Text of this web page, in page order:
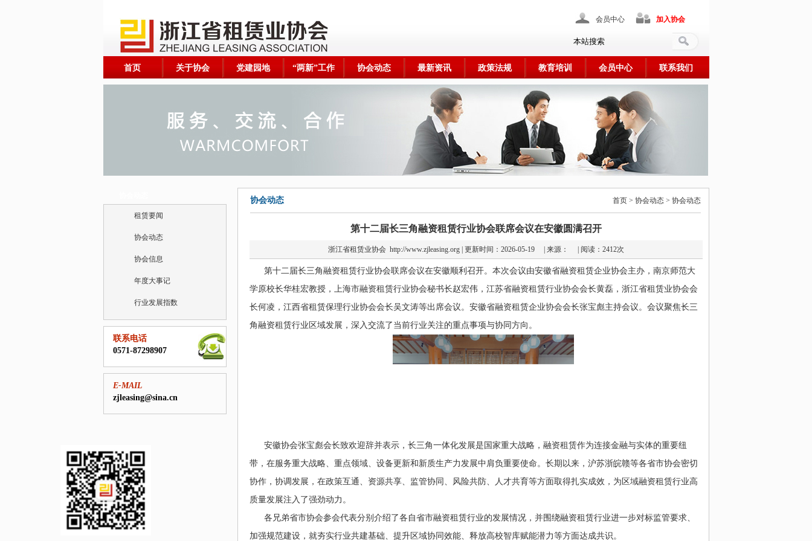
会员中心 加入协会
首页 关于协会 党建园地 “两新”工作 协会动态 最新资讯 政策法规 教育培训 会员中心 联系我们
租赁要闻
协会动态
协会信息
年度大事记
行业发展指数
联系电话
0571-87298907
E-MAIL
zjleasing@sina.cn
协会动态 首页 > 协会动态 > 协会动态
第十二届长三角融资租赁行业协会联席会议在安徽圆满召开
浙江省租赁业协会http://www.zjleasing.org | 更新时间：2026-05-19 | 来源： | 阅读：2412次
第十二届长三角融资租赁行业协会联席会议在安徽顺利召开。本次会议由安徽省融资租赁企业协会主办，南京师范大
学原校长华桂宏教授，上海市融资租赁行业协会秘书长赵宏伟，江苏省融资租赁行业协会会长黄磊，浙江省租赁业协会会
长何凌，江西省租赁保理行业协会会长吴文涛等出席会议。安徽省融资租赁企业协会会长张宝彪主持会议。 会议聚焦长三
角融资租赁行业区域发展， 深入交流了当前行业关注的重点事项与协同方向。
安徽协会张宝彪会长致欢迎辞并表示，长三角一体化发展是国家重大战略，融资租赁作为连接金融与实体的重要纽
带，在服务重大战略、重点领域、设备更新和新质生产力发展中肩负重要使命。长期以来，沪苏浙皖赣等各省市协会密切
协作，协调发展，在政策互通、资源共享、监管协同、风险共防、人才共育等方面取得扎实成效，为区域融资租赁行业高
质量发展注入了强劲动力。
各兄弟省市协会参会代表分别介绍了各自省市融资租赁行业的发展情况，并围绕融资租赁行业进一步对标监管要求、
加强规范建设，就夯实行业共建基础、提升区域协同效能、释放高校智库赋能潜力等方面达成共识。